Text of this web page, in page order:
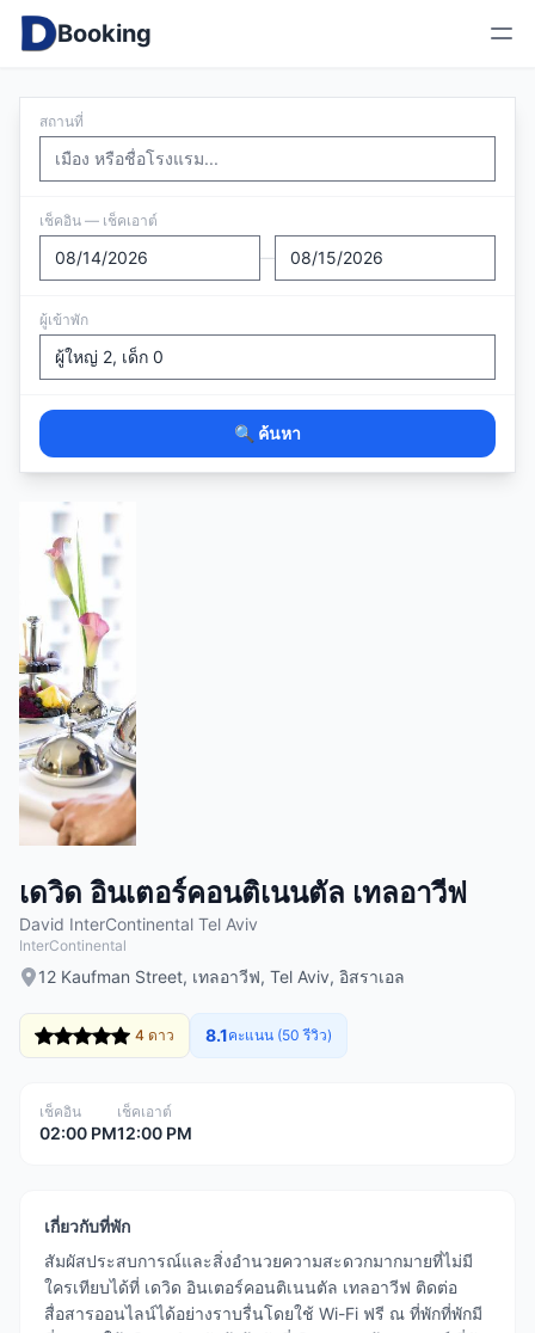
Booking
สถานที่
เช็คอิน — เช็คเอาต์
—
ผู้เข้าพัก
🔍 ค้นหา
เดวิด อินเตอร์คอนติเนนตัล เทลอาวีฟ
David InterContinental Tel Aviv
InterContinental
12 Kaufman Street, เทลอาวีฟ, Tel Aviv, อิสราเอล
4 ดาว 8.1คะแนน (50 รีวิว)
เช็คอิน
02:00 PM
เช็คเอาต์
12:00 PM
เกี่ยวกับที่พัก
สัมผัสประสบการณ์และสิ่งอำนวยความสะดวกมากมายที่ไม่มี
ใครเทียบได้ที่ เดวิด อินเตอร์คอนติเนนตัล เทลอาวีฟ ติดต่อ
สื่อสารออนไลน์ได้อย่างราบรื่นโดยใช้ Wi-Fi ฟรี ณ ที่พักที่พักมี